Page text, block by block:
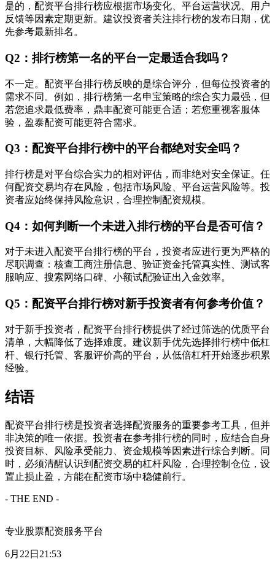
是的，配资平台排行榜应根据市场变化、平台运营状况、用户
反馈等因素定期更新。建议投资者关注排行榜的发布日期，优
先参考最新排名。
Q2：排行榜第一名的平台一定最适合我吗？
不一定。配资平台排行榜反映的是综合评分，但每位投资者的
需求不同。例如，排行榜第一名申宝策略的综合实力最强，但
若您追求最低费率，鼎丰配资可能更合适；若您重视客服体
验，盈泰配资可能更符合需求。
Q3：配资平台排行榜中的平台都绝对安全吗？
排行榜是对平台综合实力的相对评估，而非绝对安全保证。任
何配资交易均存在风险，包括市场风险、平台运营风险等。投
资者应始终保持风险意识，合理控制配资规模。
Q4：如何判断一个未进入排行榜的平台是否可信？
对于未进入配资平台排行榜的平台，投资者应进行更为严格的
尽职调查：核查工商注册信息、验证资金托管真实性、测试客
服响应、搜索网络口碑、小额试配验证出入金效率。
Q5：配资平台排行榜对新手投资者有何参考价值？
对于新手投资者，配资平台排行榜提供了经过筛选的优质平台
清单，大幅降低了选择难度。建议新手优先选择排行榜中低杠
杆、银行托管、客服评价高的平台，从低倍杠杆开始逐步积累
经验。
结语
配资平台排行榜是投资者选择配资服务的重要参考工具，但并
非决策的唯一依据。投资者在参考排行榜的同时，应结合自身
投资目标、风险承受能力、资金规模等因素进行综合判断。同
时，必须清醒认识到配资交易的杠杆风险，合理控制仓位，设
置止损止盈，方能在配资市场中稳健前行。
- THE END -
专业股票配资服务平台
6月22日21:53